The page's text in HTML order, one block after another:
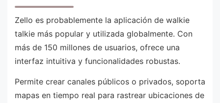
Zello es probablemente la aplicación de walkie
talkie más popular y utilizada globalmente. Con
más de 150 millones de usuarios, ofrece una
interfaz intuitiva y funcionalidades robustas.
Permite crear canales públicos o privados, soporta
mapas en tiempo real para rastrear ubicaciones de